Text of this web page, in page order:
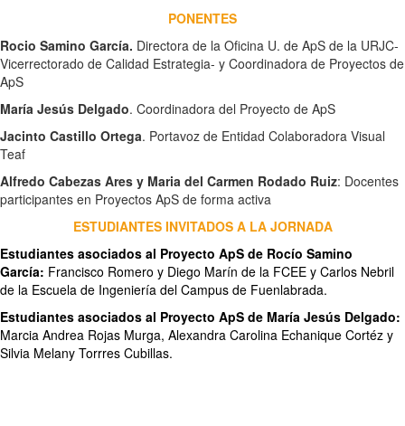
PONENTES
Rocio Samino García. Directora de la Oficina U. de ApS de la URJC-
Vicerrectorado de Calidad Estrategia- y Coordinadora de Proyectos de
ApS
María Jesús Delgado. Coordinadora del Proyecto de ApS
Jacinto Castillo Ortega. Portavoz de Entidad Colaboradora Visual
Teaf
Alfredo Cabezas Ares y Maria del Carmen Rodado Ruiz: Docentes
participantes en Proyectos ApS de forma activa
ESTUDIANTES INVITADOS A LA JORNADA
Estudiantes asociados al Proyecto ApS de Rocío Samino
García: Francisco Romero y Diego Marín de la FCEE y Carlos Nebril
de la Escuela de Ingeniería del Campus de Fuenlabrada.
Estudiantes asociados al Proyecto ApS de María Jesús Delgado:
Marcia Andrea Rojas Murga, Alexandra Carolina Echanique Cortéz y
Silvia Melany Torrres Cubillas.